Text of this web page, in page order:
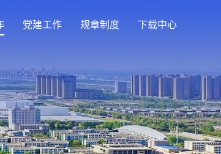
党建工作 规章制度 下载中心